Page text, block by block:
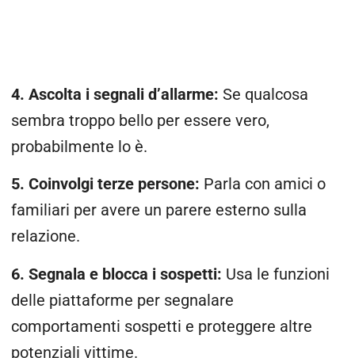
4. Ascolta i segnali d’allarme: Se qualcosa
sembra troppo bello per essere vero,
probabilmente lo è.
5. Coinvolgi terze persone: Parla con amici o
familiari per avere un parere esterno sulla
relazione.
6. Segnala e blocca i sospetti: Usa le funzioni
delle piattaforme per segnalare
comportamenti sospetti e proteggere altre
potenziali vittime.